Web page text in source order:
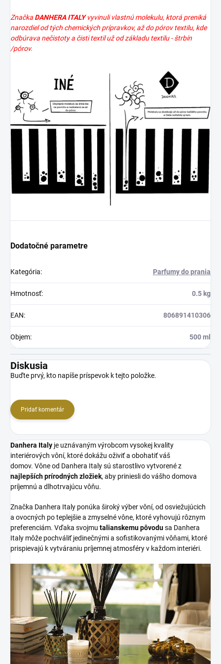
Značka DANHERA ITALYvyvinuli vlastnú molekulu, ktorá preniká
narozdiel od tých chemických prípravkov, až do pórov textilu, kde
odbúrava nečistoty a čisti textil užod základutextilu - štrbín
/pórov.
Dodatočné parametre
Kategória: Parfumy do prania
Hmotnosť: 0.5 kg
EAN: 806891410306
Objem: 500 ml
Diskusia
Buďte prvý, kto napíše príspevok k tejto položke.
Pridať komentár
Danhera Italy je uznávaným výrobcom vysokej kvality
interiérových vôní, ktoré dokážu oživiť a obohatiť váš
domov. Vône od Danhera Italy sú starostlivo vytvorené z
najlepších prírodných zložiek, aby priniesli do vášho domova
príjemnú a dlhotrvajúcu vôňu.
Značka Danhera Italy ponúka široký výber vôní, od osviežujúcich
a ovocných po teplejšie a zmyselné vône, ktoré vyhovujú rôznym
preferenciám. Vďaka svojmu talianskemu pôvodusa Danhera
Italy môže pochváliť jedinečnými a sofistikovanými vôňami, ktoré
prispievajú k vytváraniu príjemnej atmosféry v každom interiéri.